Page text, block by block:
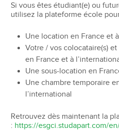
Si vous êtes étudiant(e) ou
utilisez la plateforme école
Une location en France et
Votre / vos colocataire(s)
en France et à
Une sous-location en
Une chambre temporaire
l’international
Retrouvez dès maintenant la
: https://esgci.studapart.com/